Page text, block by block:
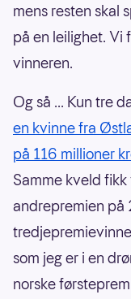
mens resten skal
på en leilighet. Vi
vinneren.
Og så ... Kun tre
en kvinne fra
på 116 millioner
Samme kveld
andrepremien på
som jeg er i en
norske